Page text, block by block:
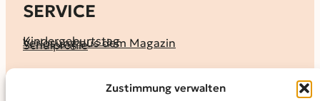
Zustimmung verwalten
SERVICE
Kindergeburtstag
Verlosung aus dem Magazin
Schulprofile
KALENDER